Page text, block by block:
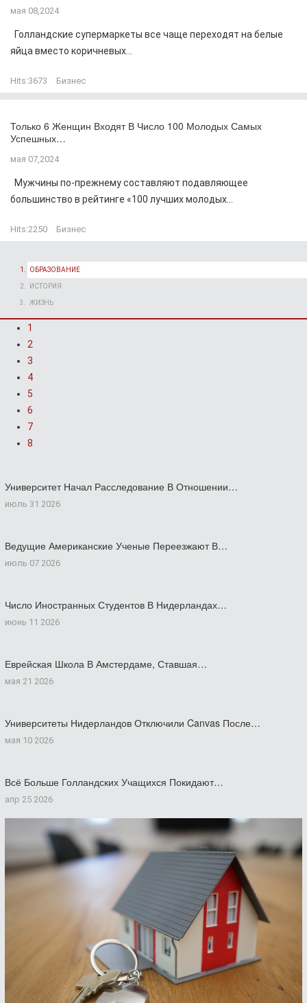
мая 08,2024
Голландские супермаркеты все чаще переходят на белые
яйца вместо коричневых...
Hits:3673 Бизнес
Только 6 Женщин Входят В Число 100 Молодых Самых
Успешных…
мая 07,2024
Мужчины по-прежнему составляют подавляющее
большинство в рейтинге «100 лучших молодых...
Hits:2250 Бизнес
ОБРАЗОВАНИЕ
ИСТОРИЯ
ЖИЗНЬ
1
2
3
4
5
6
7
8
Университет Начал Расследование В Отношении…
июль 31 2026
Ведущие Американские Ученые Переезжают В…
июль 07 2026
Число Иностранных Студентов В Нидерландах…
июнь 11 2026
Еврейская Школа В Амстердаме, Ставшая…
мая 21 2026
Университеты Нидерландов Отключили Canvas После…
мая 10 2026
Всё Больше Голландских Учащихся Покидают…
апр 25 2026